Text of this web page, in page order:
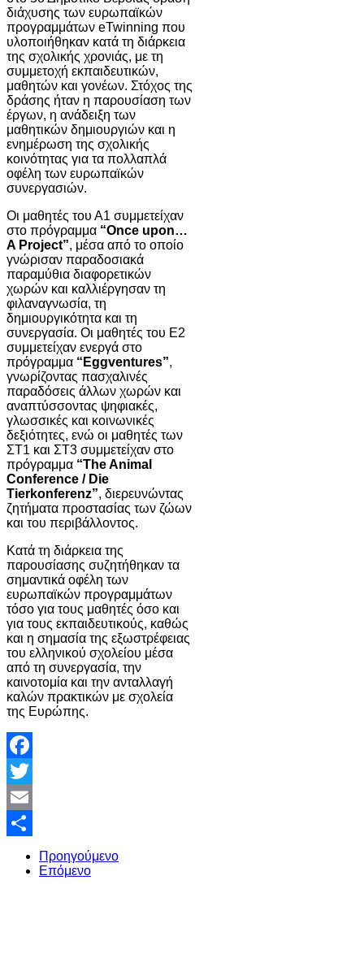
διάχυσης των ευρωπαϊκών
προγραμμάτων eTwinning που
υλοποιήθηκαν κατά τη διάρκεια
της σχολικής χρονιάς, με τη
συμμετοχή εκπαιδευτικών,
μαθητών και γονέων. Στόχος της
δράσης ήταν η παρουσίαση των
έργων, η ανάδειξη των
μαθητικών δημιουργιών και η
ενημέρωση της σχολικής
κοινότητας για τα πολλαπλά
οφέλη των ευρωπαϊκών
συνεργασιών.
Οι μαθητές του Α1 συμμετείχαν
στο πρόγραμμα “Once upon…
A Project”, μέσα από το οποίο
γνώρισαν παραδοσιακά
παραμύθια διαφορετικών
χωρών και καλλιέργησαν τη
φιλαναγνωσία, τη
δημιουργικότητα και τη
συνεργασία. Οι μαθητές του Ε2
συμμετείχαν ενεργά στο
πρόγραμμα “Eggventures”,
γνωρίζοντας πασχαλινές
παραδόσεις άλλων χωρών και
αναπτύσσοντας ψηφιακές,
γλωσσικές και κοινωνικές
δεξιότητες, ενώ οι μαθητές των
ΣΤ1 και ΣΤ3 συμμετείχαν στο
πρόγραμμα “The Animal
Conference / Die
Tierkonferenz”, διερευνώντας
ζητήματα προστασίας των ζώων
και του περιβάλλοντος.
Κατά τη διάρκεια της
παρουσίασης συζητήθηκαν τα
σημαντικά οφέλη των
ευρωπαϊκών προγραμμάτων
τόσο για τους μαθητές όσο και
για τους εκπαιδευτικούς, καθώς
και η σημασία της εξωστρέφειας
του ελληνικού σχολείου μέσα
από τη συνεργασία, την
καινοτομία και την ανταλλαγή
καλών πρακτικών με σχολεία
της Ευρώπης.
Facebook
Twitter
Email
Share
Προηγούμενο
Επόμενο